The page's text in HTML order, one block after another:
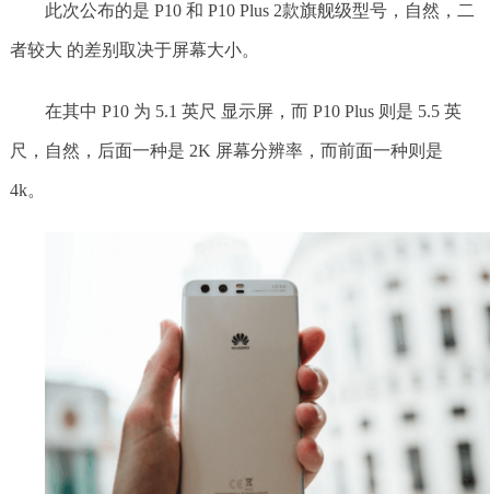
此次公布的是 P10 和 P10 Plus 2款旗舰级型号，自然，二
者较大 的差别取决于屏幕大小。
在其中 P10 为 5.1 英尺 显示屏，而 P10 Plus 则是 5.5 英
尺，自然，后面一种是 2K 屏幕分辨率，而前面一种则是
4k。